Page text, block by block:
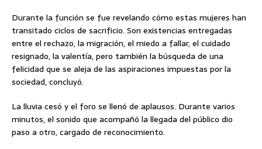
Durante la función se fue revelando cómo estas mujeres han
transitado ciclos de sacrificio. Son existencias entregadas
entre el rechazo, la migración, el miedo a fallar, el cuidado
resignado, la valentía, pero también la búsqueda de una
felicidad que se aleja de las aspiraciones impuestas por la
sociedad, concluyó.
La lluvia cesó y el foro se llenó de aplausos. Durante varios
minutos, el sonido que acompañó la llegada del público dio
paso a otro, cargado de reconocimiento.